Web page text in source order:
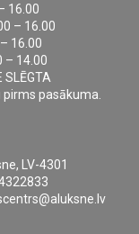
16.00
– 16.00
16.00
– 14.00
SLĒGTA
pasākuma.
LV-4301